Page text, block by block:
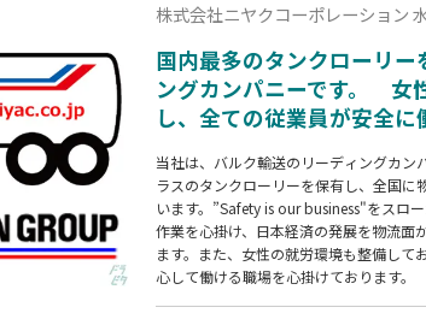
株式会社ニヤクコーポレーション
国内最多のタンクローリー
ングカンパニーです。 女
し、全ての従業員が安全に
当社は、バルク輸送のリーディングカン
ラスのタンクローリーを保有し、全国に
います。”Safety is our business"をスロ
作業を心掛け、日本経済の発展を物流面
ます。また、女性の就労環境も整備して
心して働ける職場を心掛けております。